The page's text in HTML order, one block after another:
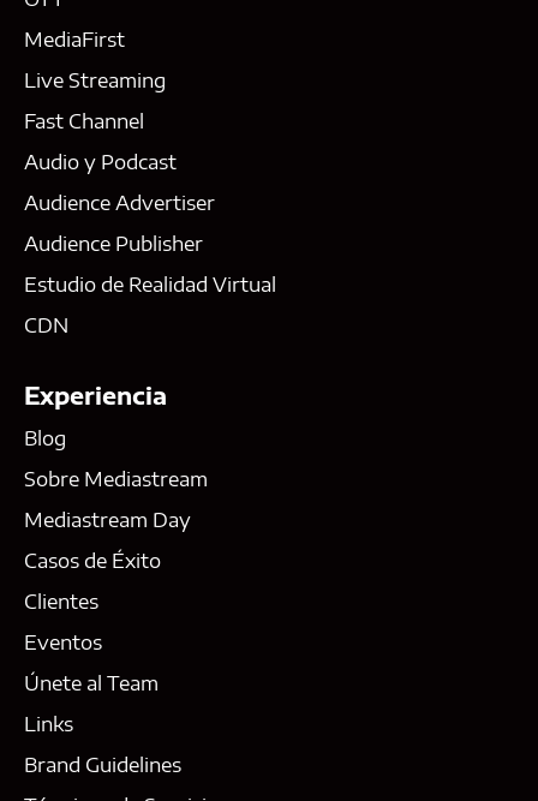
MediaFirst
Live Streaming
Fast Channel
Audio y Podcast
Audience Advertiser
Audience Publisher
Estudio de Realidad Virtual
CDN
Experiencia
Blog
Sobre Mediastream
Mediastream Day
Casos de Éxito
Clientes
Eventos
Únete al Team
Links
Brand Guidelines